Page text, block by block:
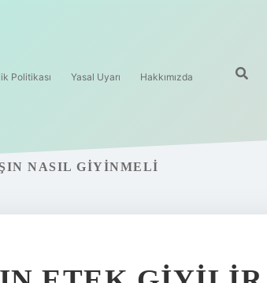
Politikası Yasal Uyarı Hakkımızda
NASIL GIYINMELI